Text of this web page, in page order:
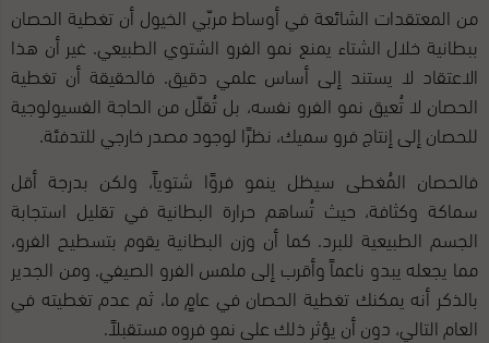
من المعتقدات الشائعة في أوساط مربّي الخيول أن تغطية الحصان
ببطانية خلال الشتاء يمنع نمو الفرو الشتوي الطبيعي. غير أن هذا
الاعتقاد لا يستند إلى أساس علمي دقيق. فالحقيقة أن تغطية
الحصان لا تُعيق نمو الفرو نفسه، بل تُقلّل من الحاجة الفسيولوجية
للحصان إلى إنتاج فرو سميك، نظرًا لوجود مصدر خارجي للتدفئة.
فالحصان المُغطى سيظل ينمو فروًا شتوياً، ولكن بدرجة أقل
سماكة وكثافة، حيث تُساهم حرارة البطانية في تقليل استجابة
الجسم الطبيعية للبرد. كما أن وزن البطانية يقوم بتسطيح الفرو،
مما يجعله يبدو ناعماً وأقرب إلى ملمس الفرو الصيفي. ومن الجدير
بالذكر أنه يمكنك تغطية الحصان في عامٍ ما، ثم عدم تغطيته في
العام التالي، دون أن يؤثر ذلك على نمو فروه مستقبلاً.